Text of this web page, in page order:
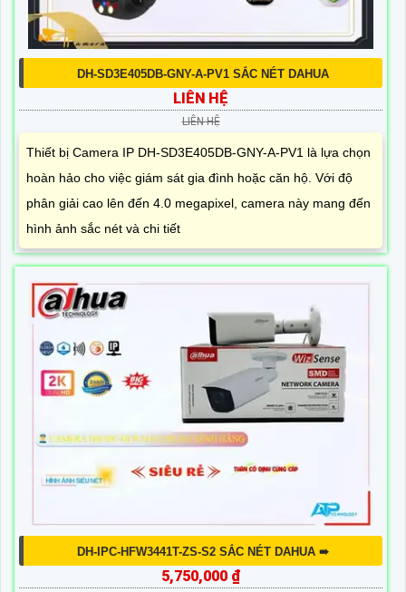
DH-SD3E405DB-GNY-A-PV1 SẮC NÉT DAHUA
LIÊN HỆ
LIÊN HỆ
Thiết bị Camera IP DH-SD3E405DB-GNY-A-PV1 là lựa chọn
hoàn hảo cho việc giám sát gia đình hoặc căn hộ. Với độ
phân giải cao lên đến 4.0 megapixel, camera này mang đến
hình ảnh sắc nét và chi tiết
DH-IPC-HFW3441T-ZS-S2 SẮC NÉT DAHUA ➠
5,750,000 ₫